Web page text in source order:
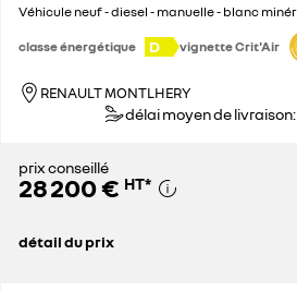
Véhicule neuf - diesel - manuelle - blanc
classe énergétique D vignette Crit'Air
RENAULT MONTLHERY
délai moyen de
prix conseillé
28 200 € HT*
détail du prix